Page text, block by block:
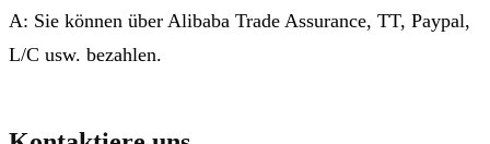
A: Sie können über Alibaba Trade Assurance, TT, Paypal,
L/C usw. bezahlen.